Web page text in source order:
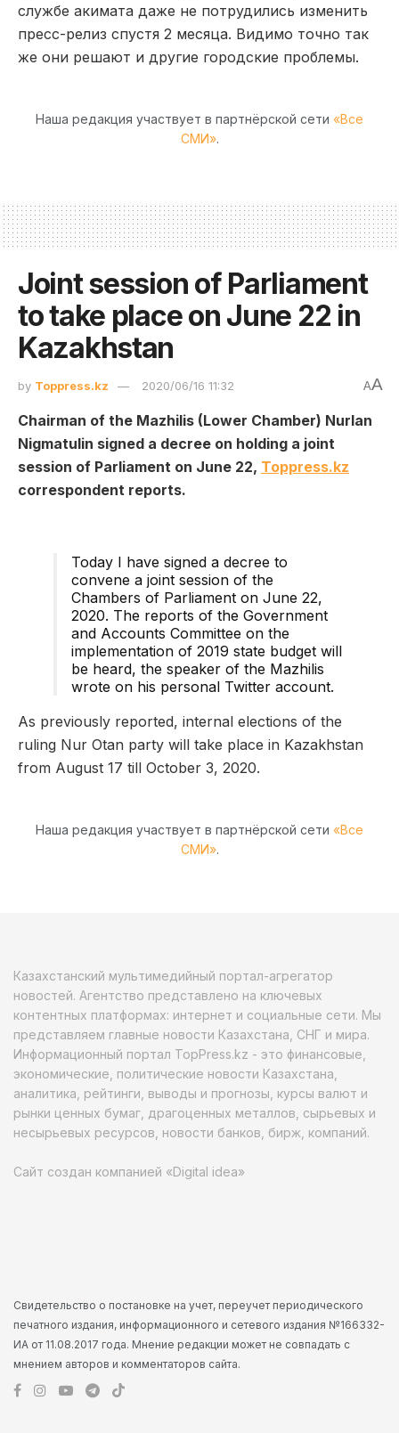
службе акимата даже не потрудились изменить
пресс-релиз спустя 2 месяца. Видимо точно так
же они решают и другие городские проблемы.
Наша редакция участвует в партнёрской сети «Все
СМИ».
Joint session of Parliament
to take place on June 22 in
Kazakhstan
by Toppress.kz 2020/06/16 11:32 AA
Chairman of the Mazhilis (Lower Chamber) Nurlan
Nigmatulin signed a decree on holding a joint
session of Parliament on June 22, Toppress.kz
correspondent reports.
Today I have signed a decree to
convene a joint session of the
Chambers of Parliament on June 22,
2020. The reports of the Government
and Accounts Committee on the
implementation of 2019 state budget will
be heard, the speaker of the Mazhilis
wrote on his personal Twitter account.
As previously reported, internal elections of the
ruling Nur Otan party will take place in Kazakhstan
from August 17 till October 3, 2020.
Наша редакция участвует в партнёрской сети «Все
СМИ».
Казахстанский мультимедийный портал-агрегатор
новостей. Агентство представлено на ключевых
контентных платформах: интернет и социальные сети. Мы
представляем главные новости Казахстана, СНГ и мира.
Информационный портал TopPress.kz - это финансовые,
экономические, политические новости Казахстана,
аналитика, рейтинги, выводы и прогнозы, курсы валют и
рынки ценных бумаг, драгоценных металлов, сырьевых и
несырьевых ресурсов, новости банков, бирж, компаний.
Сайт создан компанией «Digital idea»
Свидетельство о постановке на учет, переучет периодического
печатного издания, информационного и сетевого издания №166332-
ИА от 11.08.2017 года. Мнение редакции может не совпадать с
мнением авторов и комментаторов сайта.